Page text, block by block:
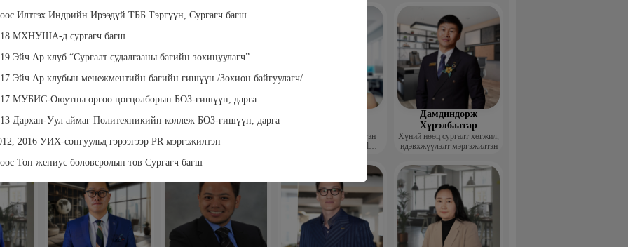
Илтгэх Индрийн Ирээдүй ТББ Тэргүүн, Сургагч багш
МХНУША-д сургагч багш
Эйч Ар клуб “Сургалт судалгааны багийн зохицуулагч”
Эйч Ар клубын менежментийн багийн гишүүн /Зохион байгуулагч/
МУБИС-Оюутны өргөө цогцолборын БОЗ-гишүүн, дарга
Дархан-Уул аймаг Политехникийн коллеж БОЗ-гишүүн, дарга
2016 УИХ-сонгуульд гэрээгээр PR мэргэжилтэн
Топ жениус боловсролын төв Сургагч багш
багш,
Дамдиндорж
Жаргалсайхан
"Startup Terminal" бизнес
төвийн захирал
Эрдэнэбаяр Тунгалаг
Лектор, сургалтын зөвлөх
Андра академийн үүсгэн
байгуулагч, Soft skill
Гоо зүйн ментор, Монголын
Дамдиндорж
Хүрэлбаатар
Хүний нөөц сургалт хөгжил,
идэвхжүүлэлт мэргэжилтэн